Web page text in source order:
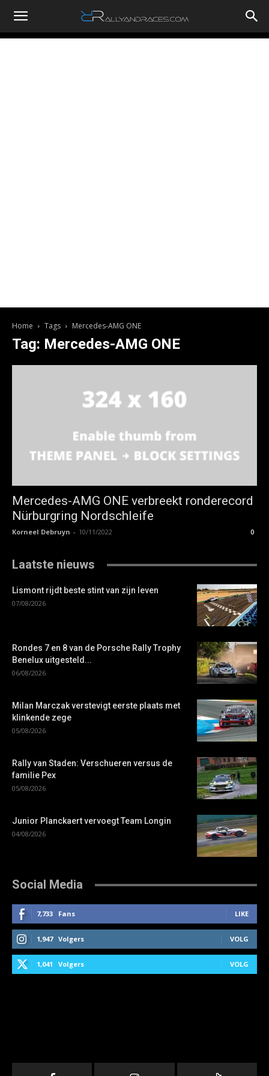
RallyandRaces.com
Home Tags Mercedes-AMG ONE
Tag: Mercedes-AMG ONE
Mercedes-AMG ONE verbreekt ronderecord
Nürburgring Nordschleife
Korneel Debruyn - 10/11/2022 0
Laatste nieuws
Lismont rijdt beste stint van zijn leven
07/08/2026
Rondes 7 en 8 van de Porsche Rally Trophy
Benelux uitgesteld...
06/08/2026
Milan Marczak verstevigt eerste plaats met
klinkende zege
05/08/2026
Rally van Staden: Verschueren versus de
familie Pex
05/08/2026
Junior Planckaert vervoegt Team Longin
04/08/2026
Social Media
7,733 Fans LIKE
1,947 Volgers VOLG
1,041 Volgers VOLG